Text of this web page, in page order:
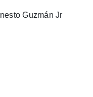
Guzmán Jr